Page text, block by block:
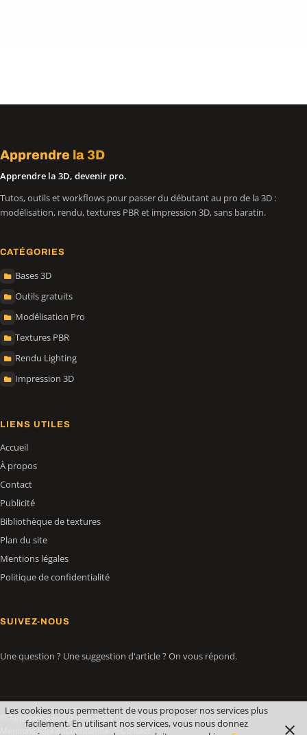
Apprendre la 3D
Apprendre la 3D, devenir pro.
Tutos, outils et workflows pour passer du débutant au pro de la 3D :
modélisation, rendu, textures PBR et impression 3D, sans baratin.
CATÉGORIES
Bases 3D
Outils gratuits
Modélisation Pro
Textures PBR
Rendu Lighting
Impression 3D
LIENS UTILES
Accueil
À propos
Contact
Publicité
Bibliothèque de textures
Plan du site
Mentions légales
Politique de confidentialité
SUIVEZ-NOUS
Une question ? Une suggestion d'article ? On vous répond.
© Apprendre-la-3D.fr — 2026
Mentions légalesConfidentialitéContact
Les cookies nous permettent de vous proposer nos services plus
facilement. En utilisant nos services, vous nous donnez